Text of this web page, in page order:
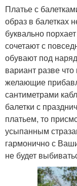
Платье с
образ в балетках
буквально
сочетают с
обувают под
вариант разве
желающие
сантиметрами
балетки с
платьем, то
усыпанным
гармонично с
не будет